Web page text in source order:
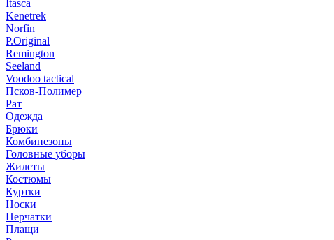
Itasca
Kenetrek
Norfin
P.Original
Remington
Seeland
Voodoo tactical
Псков-Полимер
Рат
Одежда
Брюки
Комбинезоны
Головные уборы
Жилеты
Костюмы
Куртки
Носки
Перчатки
Плащи